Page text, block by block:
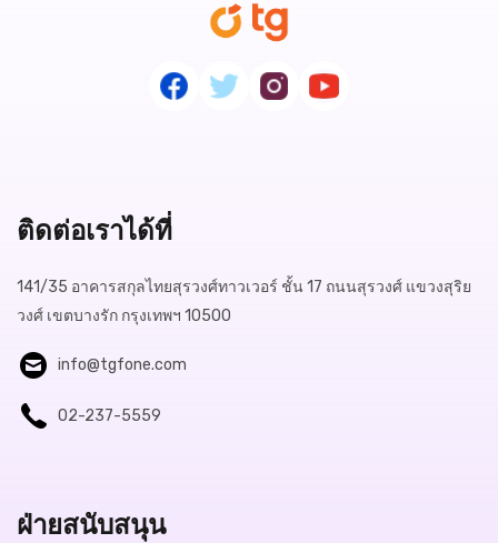
ติดต่อเราได้ที่
141/35 อาคารสกุลไทยสุรวงศ์ทาวเวอร์ ชั้น 17 ถนนสุรวงศ์ แขวงสุริย
วงศ์ เขตบางรัก กรุงเทพฯ 10500
info@tgfone.com
02-237-5559
ฝ่ายสนับสนุน